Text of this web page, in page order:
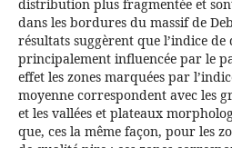
distribution plus fragmentée et
dans les bordures du massif de
résultats suggèrent que l’indice de
principalement influencée par le
effet les zones marquées par
moyenne correspondent avec les
et les vallées et plateaux
que, ces la même façon, pour les